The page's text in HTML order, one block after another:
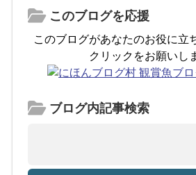
このブログを応援
このブログがあなたのお役に立
クリックをお願いし
ブログ内記事検索